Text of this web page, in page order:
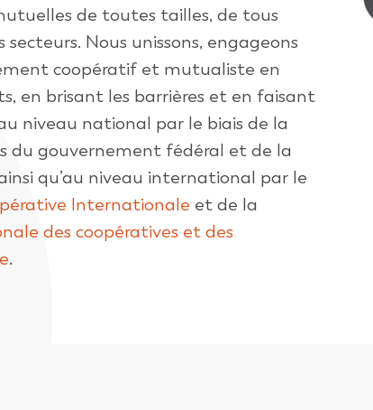
de toutes tailles, de tous
Nous unissons, engageons
coopératif et mutualiste en
en brisant les barrières et en faisant
niveau national par le biais de la
du gouvernement fédéral et de la
qu’au niveau international par le
Internationale et de la
des coopératives et des
.